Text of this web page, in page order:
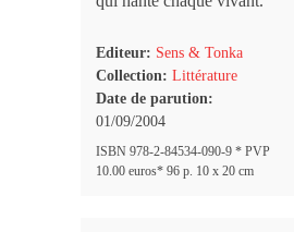
Editeur: Sens & Tonka
Collection: Littérature
Date de parution:
01/09/2004
ISBN 978-2-84534-090-9 * PVP
10.00 euros* 96 p. 10 x 20 cm